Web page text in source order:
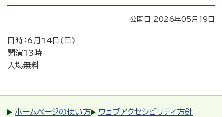
公開日 2026年05月19日
日時：6月14日(日)
開演13時
入場無料
ホームページの使い方
ウェブアクセシビリティ方針